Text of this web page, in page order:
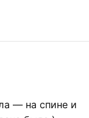
— на спине и